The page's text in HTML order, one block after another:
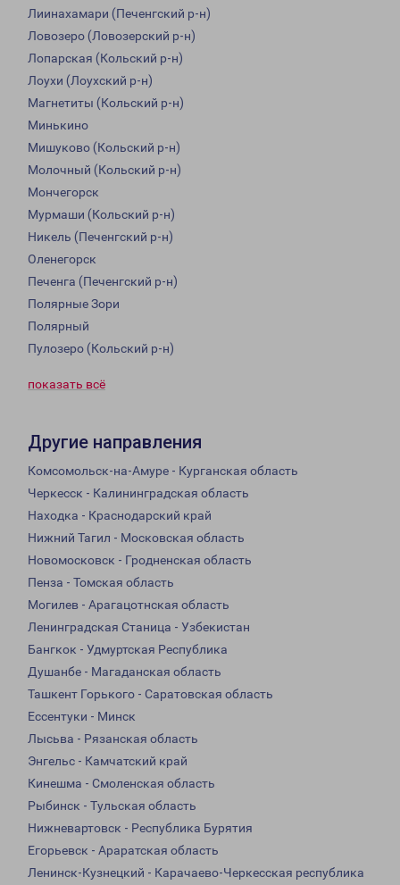
Лиинахамари (Печенгский р-н)
Ловозеро (Ловозерский р-н)
Лопарская (Кольский р-н)
Лоухи (Лоухский р-н)
Магнетиты (Кольский р-н)
Минькино
Мишуково (Кольский р-н)
Молочный (Кольский р-н)
Мончегорск
Мурмаши (Кольский р-н)
Никель (Печенгский р-н)
Оленегорск
Печенга (Печенгский р-н)
Полярные Зори
Полярный
Пулозеро (Кольский р-н)
показать всё
Другие направления
Комсомольск-на-Амуре - Курганская область
Черкесск - Калининградская область
Находка - Краснодарский край
Нижний Тагил - Московская область
Новомосковск - Гродненская область
Пенза - Томская область
Могилев - Арагацотнская область
Ленинградская Станица - Узбекистан
Бангкок - Удмуртская Республика
Душанбе - Магаданская область
Ташкент Горького - Саратовская область
Ессентуки - Минск
Лысьва - Рязанская область
Энгельс - Камчатский край
Кинешма - Смоленская область
Рыбинск - Тульская область
Нижневартовск - Республика Бурятия
Егорьевск - Араратская область
Ленинск-Кузнецкий - Карачаево-Черкесская республика